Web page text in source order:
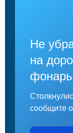
Не
на
сообщите